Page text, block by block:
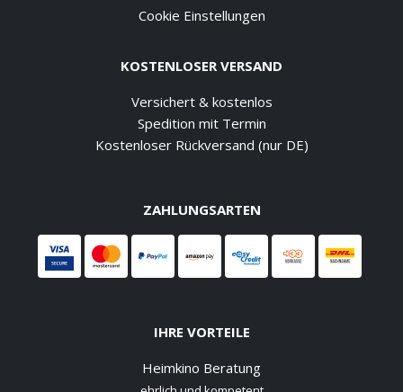
Cookie Einstellungen
KOSTENLOSER VERSAND
Versichert & kostenlos
Spedition mit Termin
Kostenloser Rückversand (nur DE)
ZAHLUNGSARTEN
IHRE VORTEILE
Heimkino Beratung